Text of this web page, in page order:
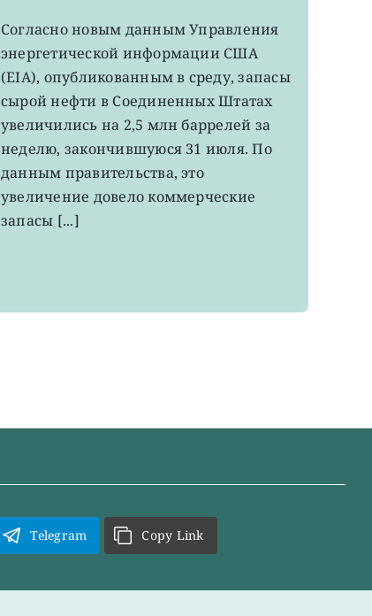
USO,
запасы
нефти
хранилищах
США
выросли
Согласно новым данным Управления
энергетической информации США
(EIA), опубликованным в среду, запасы
сырой нефти в Соединенных Штатах
увеличились на 2,5 млн баррелей за
неделю, закончившуюся 31 июля. По
данным правительства, это
увеличение довело коммерческие
запасы [...]
Telegram Copy Link